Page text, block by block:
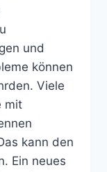
und
können
Viele
mit
kann den
Ein neues